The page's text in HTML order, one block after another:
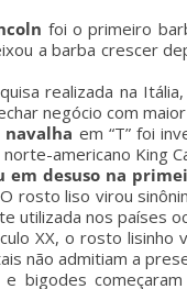
foi o primeiro
a barba crescer
realizada na Itália,
negócio com
navalha em “T” foi
americano King
em desuso na
rosto liso virou
utilizada nos países
XX, o rosto lisinho
não admitiam a
e bigodes